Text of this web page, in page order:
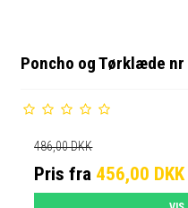
Poncho og Tørklæde nr
486,00 DKK
Pris fra 456,00 DKK